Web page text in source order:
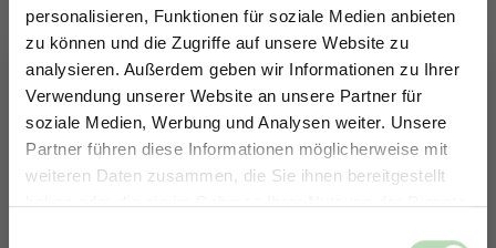
personalisieren, Funktionen für soziale Medien anbieten
zu können und die Zugriffe auf unsere Website zu
analysieren. Außerdem geben wir Informationen zu Ihrer
Verwendung unserer Website an unsere Partner für
soziale Medien, Werbung und Analysen weiter. Unsere
Partner führen diese Informationen möglicherweise mit
weiteren Daten zusammen, die Sie ihnen bereitgestellt
haben oder die sie im Rahmen Ihrer Nutzung der Dienste
ERHALTE 5% RABATT AUF
DEINE RÜCKWÄNDE